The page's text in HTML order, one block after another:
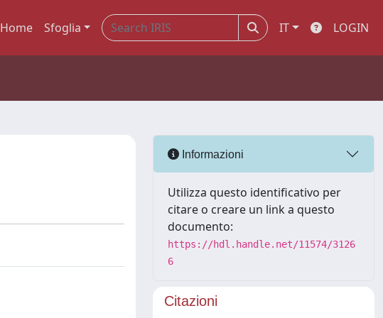
Home Sfoglia IT LOGIN
Informazioni
Utilizza questo identificativo per
citare o creare un link a questo
documento:
https://hdl.handle.net/11574/3126
6
Citazioni